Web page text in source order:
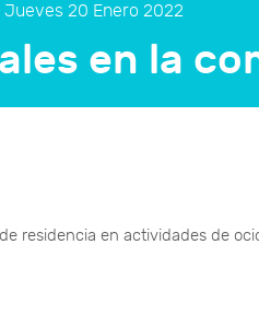
20 Enero 2022
en la
residencia en actividades de